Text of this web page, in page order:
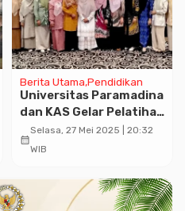
Berita Utama Pendidikan
Universitas Paramadina
dan KAS Gelar Pelatihan
Guru untuk Pendidikan
Demokrasi
calendar_month
Selasa, 27 Mei 2025 | 20:32
WIB